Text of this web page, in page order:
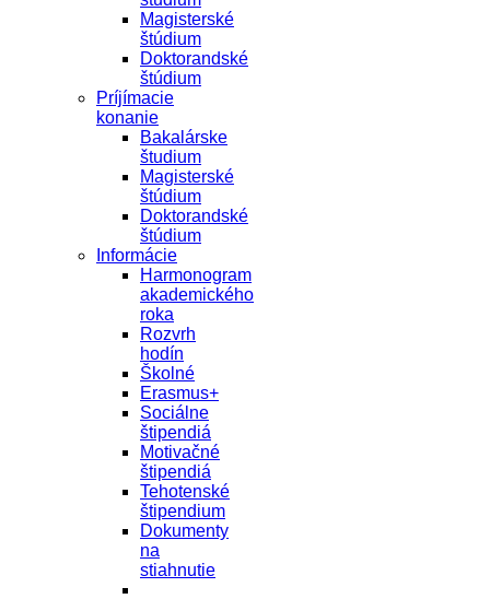
Magisterské
štúdium
Doktorandské
štúdium
Príjímacie
konanie
Bakalárske
študium
Magisterské
štúdium
Doktorandské
štúdium
Informácie
Harmonogram
akademického
roka
Rozvrh
hodín
Školné
Erasmus+
Sociálne
štipendiá
Motivačné
štipendiá
Tehotenské
štipendium
Dokumenty
na
stiahnutie